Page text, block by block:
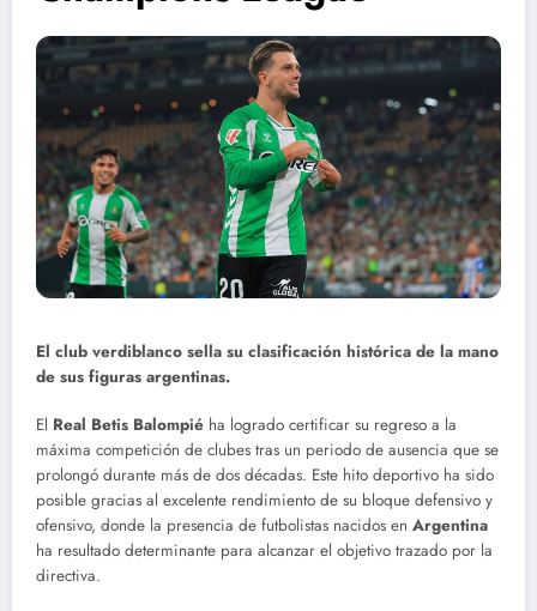
El club verdiblanco sella su clasificación histórica de la mano
de sus figuras argentinas.
El Real Betis Balompié ha logrado certificar su regreso a la
máxima competición de clubes tras un periodo de ausencia que se
prolongó durante más de dos décadas. Este hito deportivo ha sido
posible gracias al excelente rendimiento de su bloque defensivo y
ofensivo, donde la presencia de futbolistas nacidos en Argentina
ha resultado determinante para alcanzar el objetivo trazado por la
directiva.